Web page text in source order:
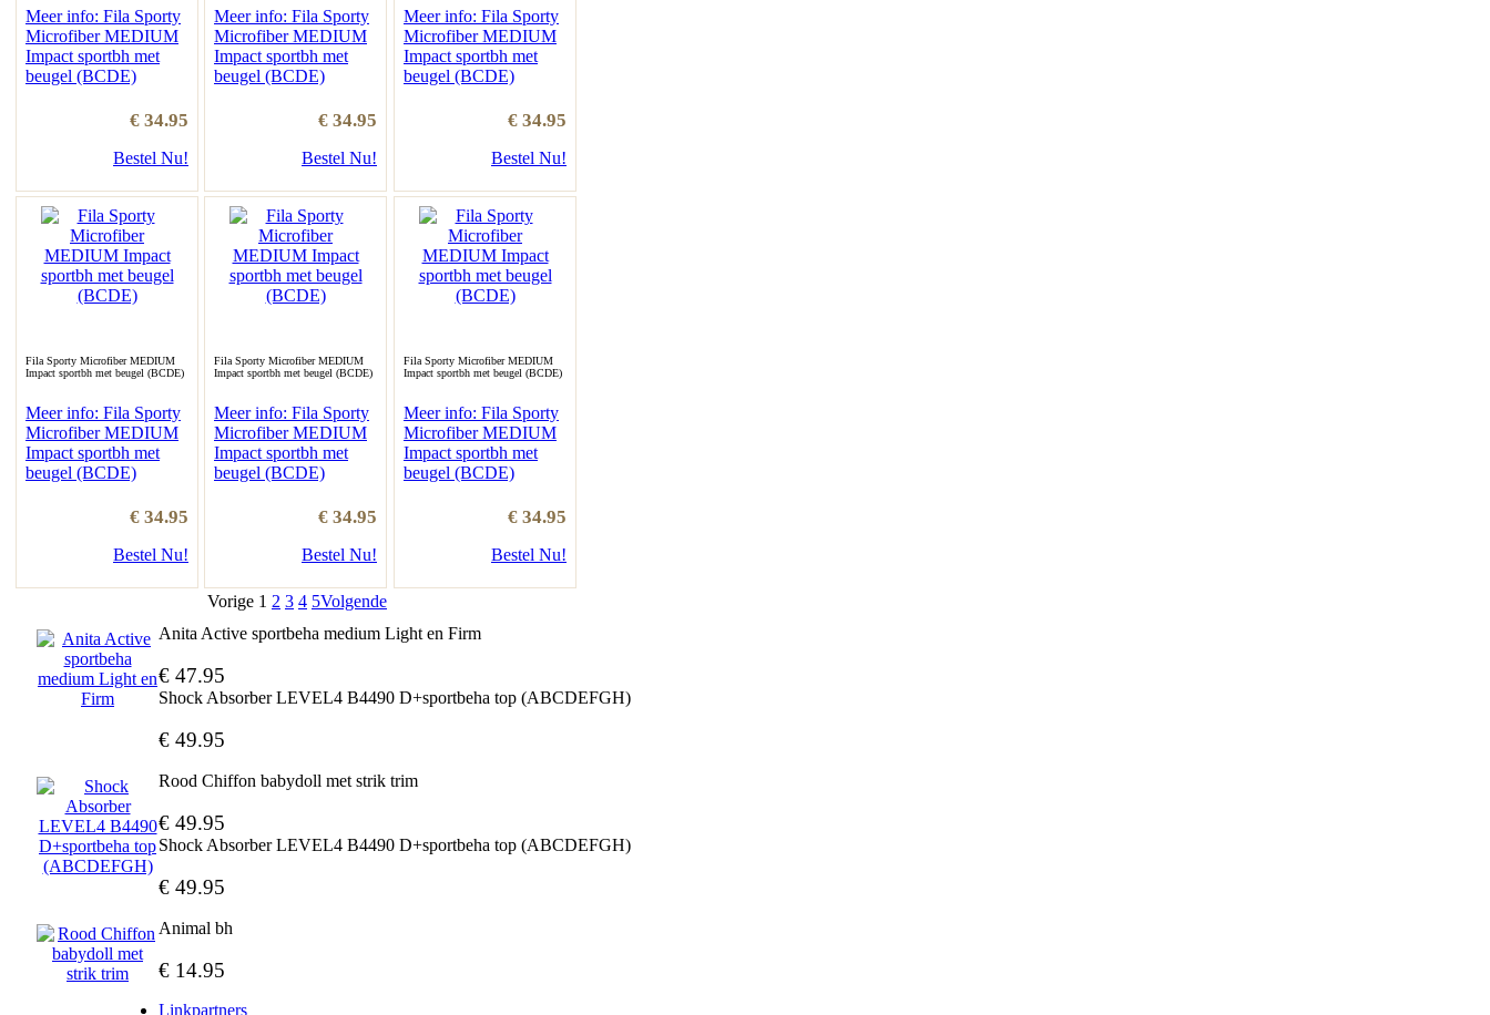
Meer info: Fila Sporty
Microfiber MEDIUM
Impact sportbh met
beugel (BCDE)
€ 34.95
Bestel Nu!
Meer info: Fila Sporty
Microfiber MEDIUM
Impact sportbh met
beugel (BCDE)
€ 34.95
Bestel Nu!
Meer info: Fila Sporty
Microfiber MEDIUM
Impact sportbh met
beugel (BCDE)
€ 34.95
Bestel Nu!
Fila Sporty Microfiber MEDIUM
Impact sportbh met beugel (BCDE)
Meer info: Fila Sporty
Microfiber MEDIUM
Impact sportbh met
beugel (BCDE)
€ 34.95
Bestel Nu!
Fila Sporty Microfiber MEDIUM
Impact sportbh met beugel (BCDE)
Meer info: Fila Sporty
Microfiber MEDIUM
Impact sportbh met
beugel (BCDE)
€ 34.95
Bestel Nu!
Fila Sporty Microfiber MEDIUM
Impact sportbh met beugel (BCDE)
Meer info: Fila Sporty
Microfiber MEDIUM
Impact sportbh met
beugel (BCDE)
€ 34.95
Bestel Nu!
Vorige 1 2 3 4 5Volgende
Anita Active sportbeha medium Light en Firm
€ 47.95
Shock Absorber LEVEL4 B4490 D+sportbeha top (ABCDEFGH)
€ 49.95
Rood Chiffon babydoll met strik trim
€ 49.95
Shock Absorber LEVEL4 B4490 D+sportbeha top (ABCDEFGH)
€ 49.95
Animal bh
€ 14.95
Linkpartners